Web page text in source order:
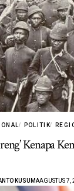
POLITIK
Kenapa
KUSUMAAGUSTUS 7,